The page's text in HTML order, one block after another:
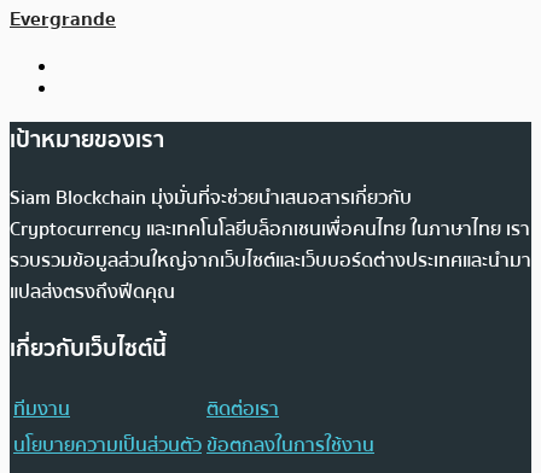
Evergrande
เป้าหมายของเรา
Siam Blockchain มุ่งมั่นที่จะช่วยนำเสนอสารเกี่ยวกับ
Cryptocurrency และเทคโนโลยีบล็อกเชนเพื่อคนไทย ในภาษาไทย เรา
รวบรวมข้อมูลส่วนใหญ่จากเว็บไซต์และเว็บบอร์ดต่างประเทศและนำมา
แปลส่งตรงถึงฟีดคุณ
เกี่ยวกับเว็บไซต์นี้
ทีมงาน
ติดต่อเรา
นโยบายความเป็นส่วนตัวข้อตกลงในการใช้งาน